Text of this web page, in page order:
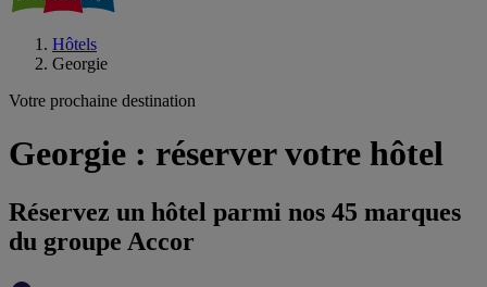
Hôtels
Georgie
Votre prochaine destination
Georgie : réserver votre hôtel
Réservez un hôtel parmi nos 45 marques
du groupe Accor